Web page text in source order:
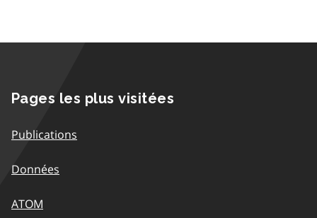
Pages les plus visitées
Publications
Données
ATOM